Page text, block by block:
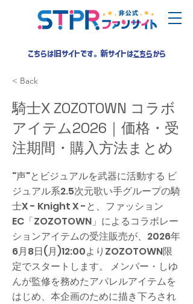
こちらは旧サイトです。新サイトはこちらから
< Back
騎士X ZOZOTOWN コラボ
アイテム2026｜価格・受
注期間・購入方法まとめ
"声"とビジュアルを武器に活動する ビ
ジュアル系2.5次元歌い手グループの騎
士X - Knight X -と、ファッション
EC「ZOZOTOWN」によるコラボレー
ションアイテムの受注販売が、2026年
6月8日(月)12:00よりZOZOTOWN限
定でスタートします。 メンバー・しゆ
んが監修を務めたアパレルアイテムを
はじめ、本企画のために描き下ろされ